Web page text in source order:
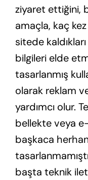
ziyaret ettiğini,
amaçla, kaç
sitede
bilgileri elde
tasarlanmış
olarak reklam
yardımcı olur.
bellekte veya
başkaca
başta teknik